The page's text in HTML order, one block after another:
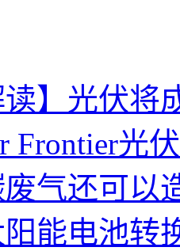
读】光伏
Frontier光
气还可以
能电池转